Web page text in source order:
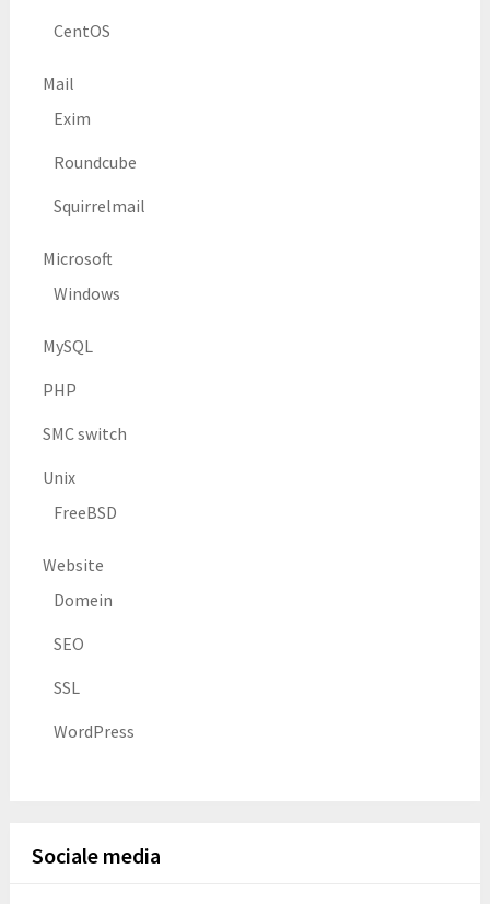
CentOS
Mail
Exim
Roundcube
Squirrelmail
Microsoft
Windows
MySQL
PHP
SMC switch
Unix
FreeBSD
Website
Domein
SEO
SSL
WordPress
Sociale media